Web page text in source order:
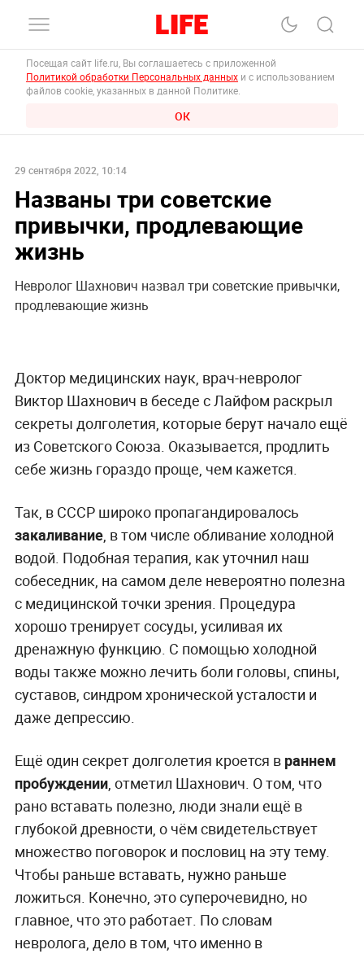
Посещая сайт life.ru, Вы соглашаетесь с приложенной
Политикой обработки Персональных данных и с использованием
файлов cookie, указанных в данной Политике.
ОК
29 сентября 2022, 10:14
Названы три советские
привычки, продлевающие
жизнь
Невролог Шахнович назвал три советские привычки,
продлевающие жизнь
Доктор медицинских наук, врач-невролог
Виктор Шахнович в беседе с Лайфом раскрыл
секреты долголетия, которые берут начало ещё
из Советского Союза. Оказывается, продлить
себе жизнь гораздо проще, чем кажется.
Так, в СССР широко пропагандировалось
закаливание, в том числе обливание холодной
водой. Подобная терапия, как уточнил наш
собеседник, на самом деле невероятно полезна
с медицинской точки зрения. Процедура
хорошо тренирует сосуды, усиливая их
дренажную функцию. С помощью холодной
воды также можно лечить боли головы, спины,
суставов, синдром хронической усталости и
даже депрессию.
Ещё один секрет долголетия кроется в раннем
пробуждении, отметил Шахнович. О том, что
рано вставать полезно, люди знали ещё в
глубокой древности, о чём свидетельствует
множество поговорок и пословиц на эту тему.
Чтобы раньше вставать, нужно раньше
ложиться. Конечно, это суперочевидно, но
главное, что это работает. По словам
невролога, дело в том, что именно в